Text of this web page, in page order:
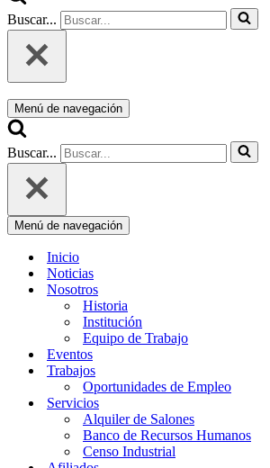
Buscar...
Menú de navegación
Buscar...
Menú de navegación
Inicio
Noticias
Nosotros
Historia
Institución
Equipo de Trabajo
Eventos
Trabajos
Oportunidades de Empleo
Servicios
Alquiler de Salones
Banco de Recursos Humanos
Censo Industrial